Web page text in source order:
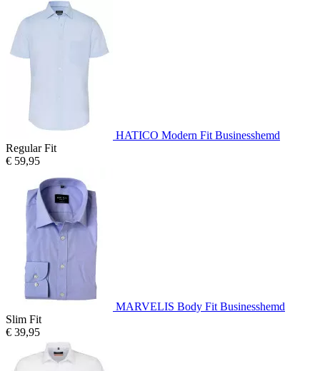
HATICO Modern Fit Businesshemd
Regular Fit
€ 59,95
MARVELIS Body Fit Businesshemd
Slim Fit
€ 39,95